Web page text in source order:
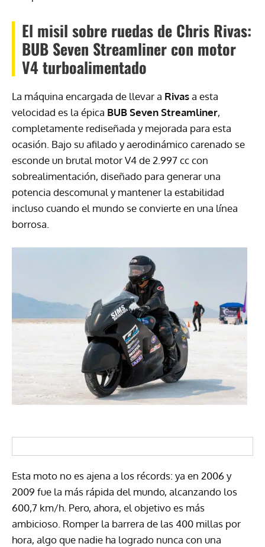
El misil sobre ruedas de Chris Rivas:
BUB Seven Streamliner con motor
V4 turboalimentado
La máquina encargada de llevar a Rivasa esta
velocidad es la épica BUB Seven Streamliner,
completamente rediseñada y mejorada para esta
ocasión. Bajo su afilado y aerodinámico carenado se
esconde un brutal motor V4 de 2.997 cc con
sobrealimentación, diseñado para generar una
potencia descomunal y mantener la estabilidad
incluso cuando el mundo se convierte en una línea
borrosa.
Esta moto no es ajena a los récords: ya en 2006 y
2009 fue la más rápida del mundo, alcanzando los
600,7 km/h. Pero, ahora, el objetivo es más
ambicioso. Romper la barrera de las 400 millas por
hora, algo que nadie ha logrado nunca con una